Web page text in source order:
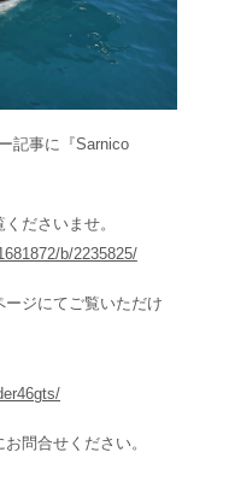
記事に『Sarnico
ださいませ。
b/2235825/
ジにてご覧いただけ
問合せください。